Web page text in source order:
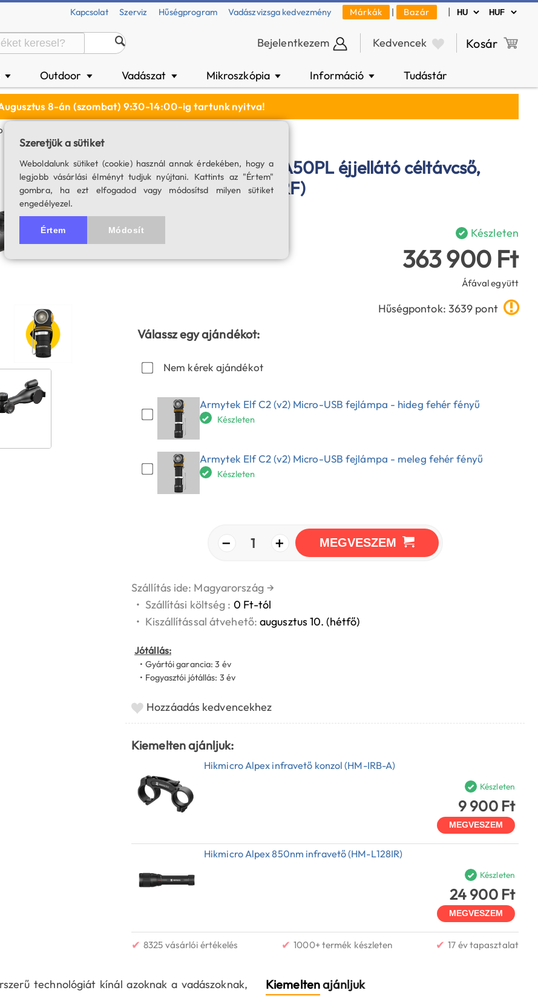
Kapcsolat Szerviz Hűségprogram Vadászvizsga kedvezmény Márkák | Bazár |
Bejelentkezem Kedvencek Kosár
▼ Outdoor ▼ Vadászat ▼ Mikroszkópia ▼ Információ ▼ Tudástár
8-án (szombat) 9:30-14:00-ig tartunk nyitva!
A50PL Éjjellátó Céltávcső, Távolságmérővel (LRF)
Hikmicro Alpex Pro A50PL éjjellátó céltávcső,
távolságmérővel (LRF)
Készleten
363 900 Ft
Áfával együtt
Hűségpontok: 3639 pont
Válassz egy ajándékot:
Nem kérek ajándékot
Armytek Elf C2 (v2) Micro-USB fejlámpa - hideg fehér fényű
Készleten
Armytek Elf C2 (v2) Micro-USB fejlámpa - meleg fehér fényű
Készleten
− 1 + MEGVESZEM
Szállítás ide: Magyarország →
• Szállítási költség : 0 Ft-tól
• Kiszállítással átvehető:augusztus 10. (hétfő)
Jótállás:
• Gyártói garancia: 3 év
• Fogyasztói jótállás: 3 év
Hozzáadás kedvencekhez
Kiemelten ajánljuk:
Hikmicro Alpex infravető konzol (HM-IRB-A)
Készleten
9 900 Ft
MEGVESZEM
Hikmicro Alpex 850nm infravető (HM-L128IR)
Készleten
24 900 Ft
MEGVESZEM
✔ 8325 vásárlói értékelés ✔ 1000+ termék készleten ✔ 17 év tapasztalat
technológiát kínál azoknak a vadászoknak,
Kiemeltenajánljuk
Szeretjük a sütiket
Weboldalunk sütiket (cookie) használ annak érdekében, hogy a
legjobb vásárlási élményt tudjuk nyújtani. Kattints az "Értem"
gombra, ha ezt elfogadod vagy módosítsd milyen sütiket
engedélyezel.
Értem Módosít